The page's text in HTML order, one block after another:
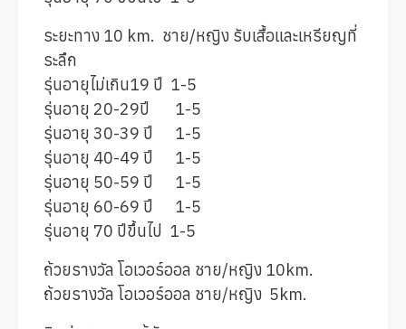
ระยะทาง 10 km. ชาย/หญิง รับเสื้อและเหรียญที่
ระลึก
รุ่นอายุไม่เกิน19 ปี 1-5
รุ่นอายุ 20-29ปี 1-5
รุ่นอายุ 30-39 ปี 1-5
รุ่นอายุ 40-49 ปี 1-5
รุ่นอายุ 50-59 ปี 1-5
รุ่นอายุ 60-69 ปี 1-5
รุ่นอายุ 70 ปีขึ้นไป 1-5
ถ้วยรางวัล โอเวอร์ออล ชาย/หญิง 10km.
ถ้วยรางวัล โอเวอร์ออล ชาย/หญิง 5km.